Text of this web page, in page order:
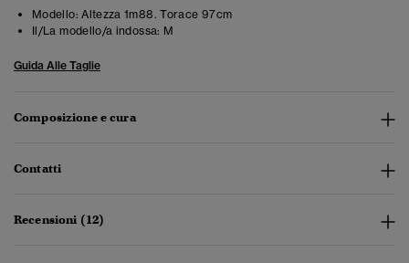
Modello: Altezza 1m88. Torace 97cm
Il/La modello/a indossa: M
Guida Alle Taglie
Composizione e cura
Contatti
Recensioni (12)